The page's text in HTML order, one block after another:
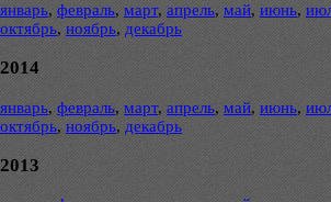
январь, февраль, март, апрель, май, июнь,
октябрь, ноябрь, декабрь
2014
январь, февраль, март, апрель, май, июнь,
октябрь, ноябрь, декабрь
2013